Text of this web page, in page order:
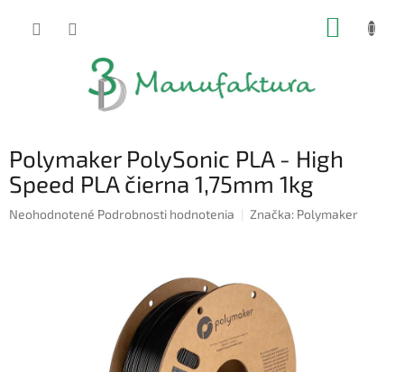
Polymaker PolySonic PLA - High
Speed PLA čierna 1,75mm 1kg
Priemerné
Neohodnotené Podrobnosti hodnotenia Značka: Polymaker